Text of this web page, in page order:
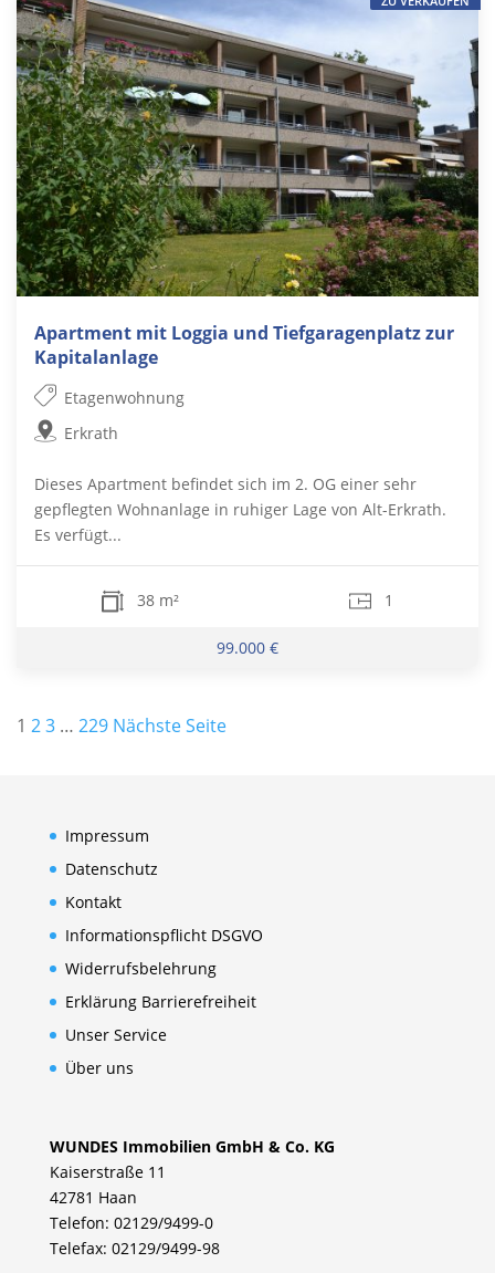
Apartment mit Loggia und Tiefgaragenplatz zur
Kapitalanlage
Etagenwohnung
Erkrath
Dieses Apartment befindet sich im 2. OG einer sehr
gepflegten Wohnanlage in ruhiger Lage von Alt-Erkrath.
Es verfügt...
38 m² 1
99.000 €
Seitennummerierung
1 23 … 229 Nächste Seite
Impressum
Datenschutz
Kontakt
Informationspflicht DSGVO
Widerrufsbelehrung
Erklärung Barrierefreiheit
Unser Service
Über uns
WUNDES Immobilien GmbH & Co. KG
Kaiserstraße 11
42781 Haan
Telefon: 02129/9499-0
Telefax: 02129/9499-98